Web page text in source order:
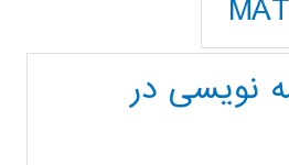
نویسی در